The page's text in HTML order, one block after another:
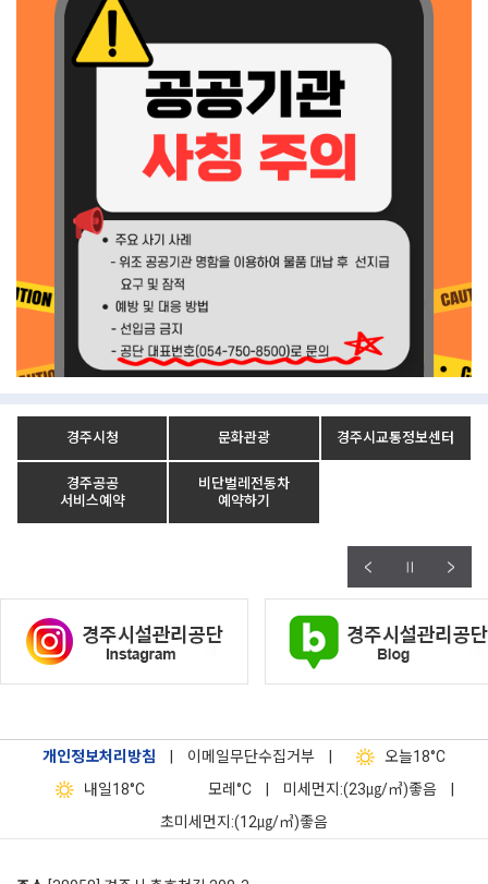
경주시청 문화관광 경주시교통정보센터
경주공공
서비스예약
비단벌레전동차
예약하기
개인정보처리방침 이메일무단수집거부 오늘18°C
내일18°C 모레 °C 미세먼지:(23㎍/㎥)좋음
초미세먼지:(12㎍/㎥)좋음